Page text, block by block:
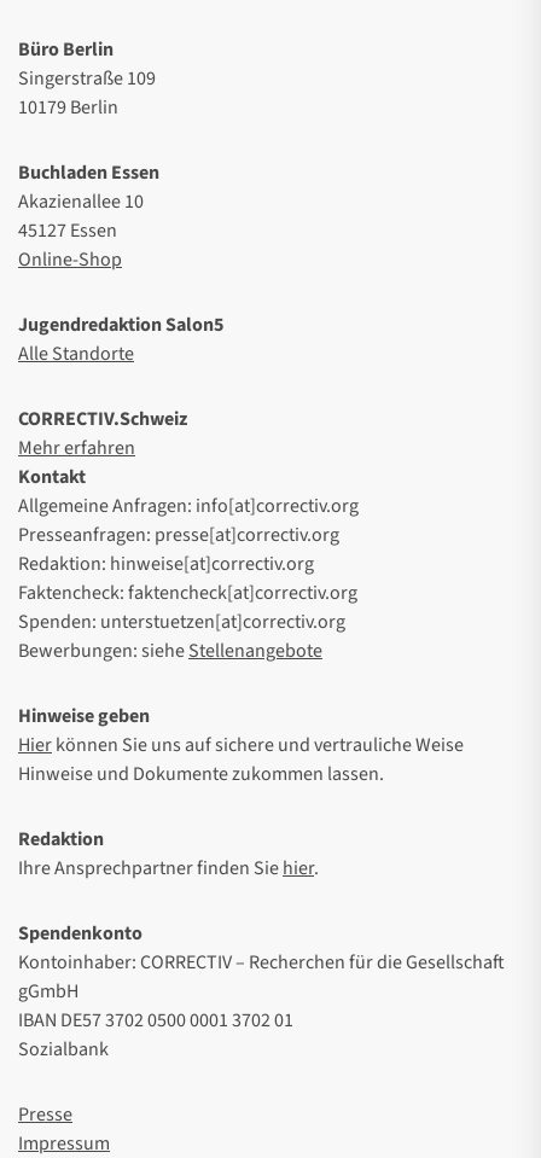
Büro Berlin
Singerstraße 109
10179 Berlin
Buchladen Essen
Akazienallee 10
45127 Essen
Online-Shop
Jugendredaktion Salon5
Alle Standorte
CORRECTIV.Schweiz
Mehr erfahren
Kontakt
Allgemeine Anfragen: info[at]correctiv.org
Presseanfragen: presse[at]correctiv.org
Redaktion: hinweise[at]correctiv.org
Faktencheck: faktencheck[at]correctiv.org
Spenden: unterstuetzen[at]correctiv.org
Bewerbungen: sieheStellenangebote
Hinweise geben
Hierkönnen Sie uns auf sichere und vertrauliche Weise
Hinweise und Dokumente zukommen lassen.
Redaktion
Ihre Ansprechpartner finden Siehier.
Spendenkonto
Kontoinhaber: CORRECTIV – Recherchen für die Gesellschaft
gGmbH
IBAN DE57 3702 0500 0001 3702 01
Sozialbank
Presse
Impressum